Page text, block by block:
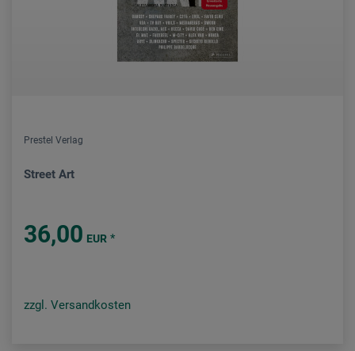
Prestel Verlag
Street Art
36,00 EUR *
zzgl. Versandkosten